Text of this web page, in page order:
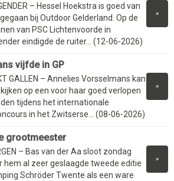
»
– Hessel Hoekstra is goed van
bij Outdoor Gelderland. Op de
van PSC Lichtenvoorde in
eindigde de ruiter... (12-06-2026)
vijfde in GP
»
GALLEN – Annelies Vorsselmans kan
op een voor haar goed verlopen
tijdens het internationale
in het Zwitserse... (08-06-2026)
grootmeester
»
– Bas van der Aa sloot zondag
hem al zeer geslaagde tweede editie
Schröder Twente als een ware